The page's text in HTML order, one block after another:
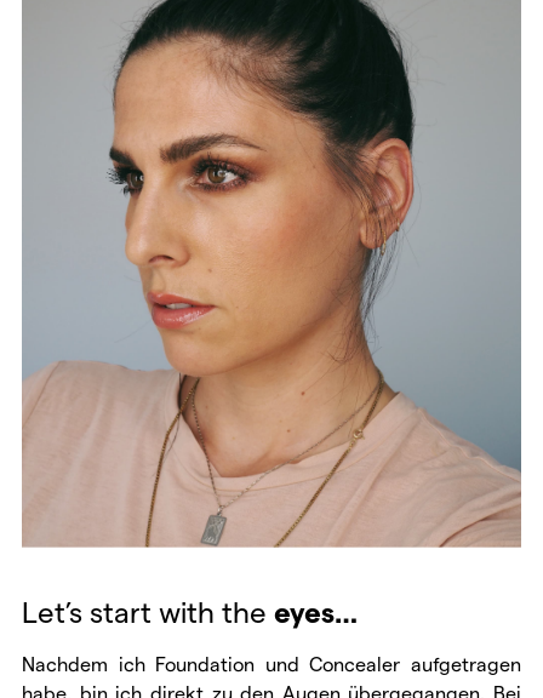
Let’s start with the eyes…
Nachdem ich Foundation und Concealer aufgetragen
habe, bin ich direkt zu den Augen übergegangen. Bei